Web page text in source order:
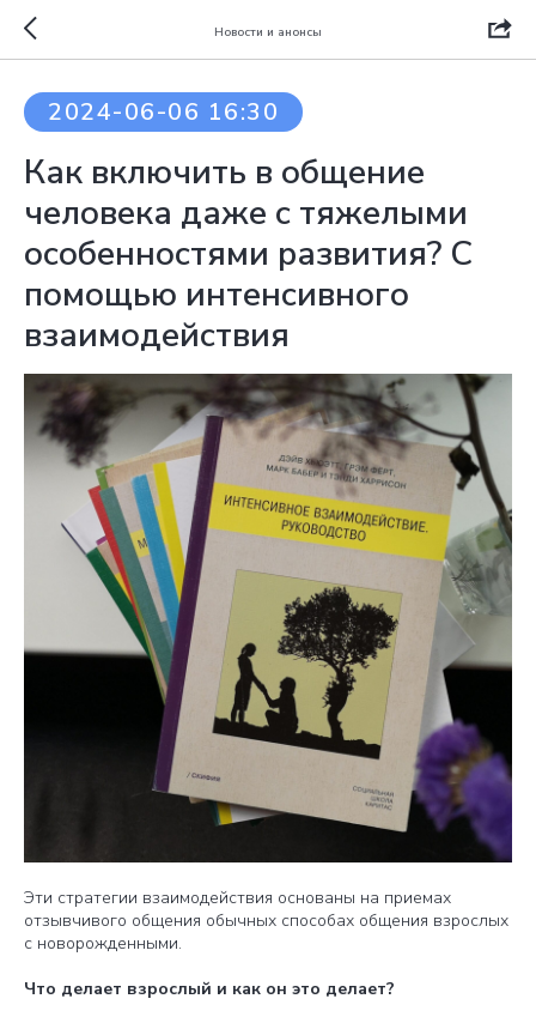
Новости и анонсы
2024-06-06 16:30
Как включить в общение
человека даже с тяжелыми
особенностями развития? С
помощью интенсивного
взаимодействия
Эти стратегии взаимодействия основаны на приемах
отзывчивого общения обычных способах общения взрослых
с новорожденными.
Что делает взрослый и как он это делает?